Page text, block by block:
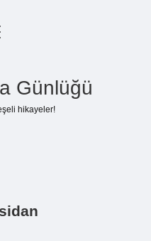
Günlüğü
hikayeler!